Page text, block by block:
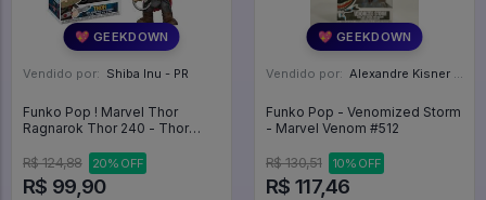
💖 GEEKDOWN
Vendido por: Shiba Inu - PR
Funko Pop ! Marvel Thor
Ragnarok Thor 240 - Thor
R$ 124,88
20% OFF
R$ 99,90
💖 GEEKDOWN
Vendido por: Alexandre Kisner - PR
Funko Pop - Venomized Storm
- Marvel Venom #512
R$ 130,51 10% OFF
R$ 117,46